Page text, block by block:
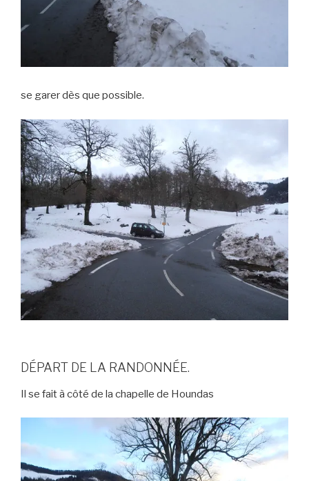
se garer dès que possible.
DÉPART DE LA RANDONNÉE.
Il se fait à côté de la chapelle de Houndas